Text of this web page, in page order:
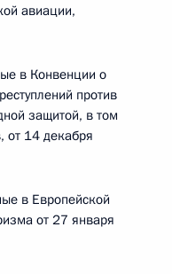
авиации,
в Конвенции о
против
защитой, в том
от 14 декабря
в Европейской
от 27 января